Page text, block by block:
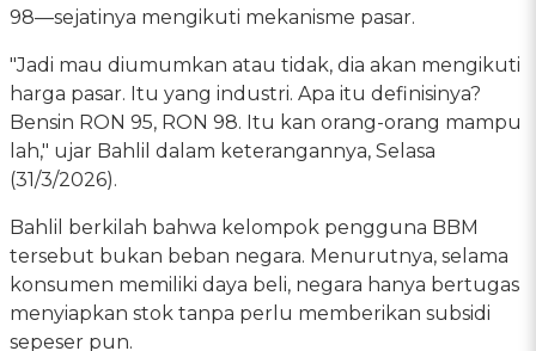
98—sejatinya mengikuti mekanisme pasar.
"Jadi mau diumumkan atau tidak, dia akan mengikuti
harga pasar. Itu yang industri. Apa itu definisinya?
Bensin RON 95, RON 98. Itu kan orang-orang mampu
lah," ujar Bahlil dalam keterangannya, Selasa
(31/3/2026).
Bahlil berkilah bahwa kelompok pengguna BBM
tersebut bukan beban negara. Menurutnya, selama
konsumen memiliki daya beli, negara hanya bertugas
menyiapkan stok tanpa perlu memberikan subsidi
sepeser pun.